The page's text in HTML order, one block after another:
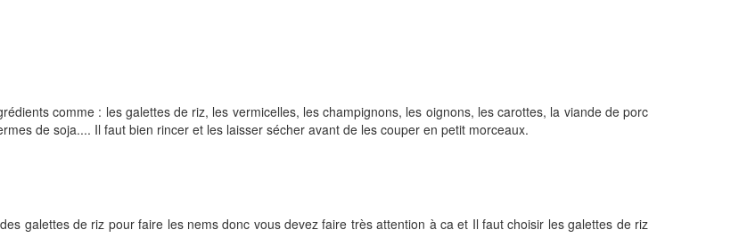
comme : les galettes de riz, les vermicelles, les champignons, les oignons, les carottes, la viande de porc
de soja.... Il faut bien rincer et les laisser sécher avant de les couper en petit morceaux.
galettes de riz pour faire les nems donc vous devez faire très attention à ca et Il faut choisir les galettes de riz